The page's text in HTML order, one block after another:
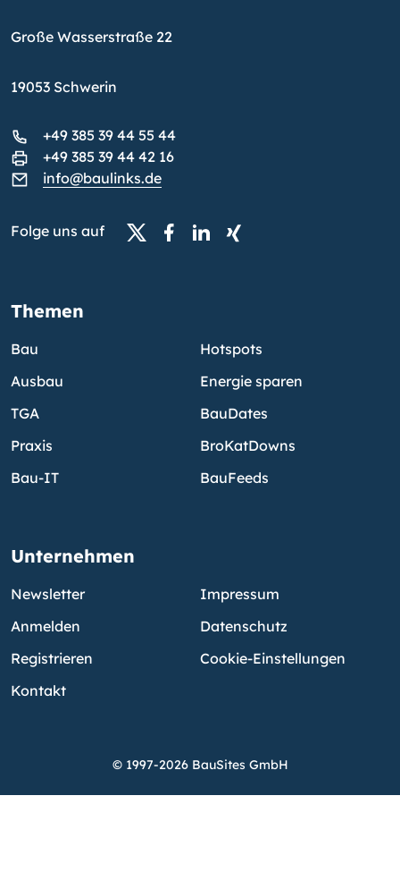
Große Wasserstraße 22
19053 Schwerin
+49 385 39 44 55 44
+49 385 39 44 42 16
info@baulinks.de
Folge uns auf
Themen
Bau
Ausbau
TGA
Praxis
Bau-IT
Hotspots
Energie sparen
BauDates
BroKatDowns
BauFeeds
Unternehmen
Newsletter
Anmelden
Registrieren
Kontakt
Impressum
Datenschutz
Cookie-Einstellungen
© 1997-2026 BauSites GmbH